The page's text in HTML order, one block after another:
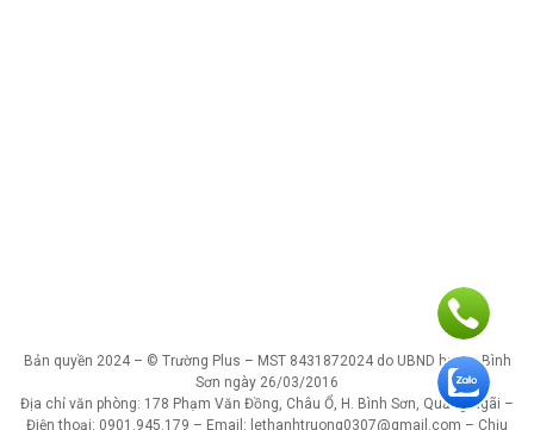
Bản quyền 2024 – © Trường Plus – MST 8431872024 do UBND huyện Bình
Sơn ngày 26/03/2016
Địa chỉ văn phòng: 178 Phạm Văn Đồng, Châu Ổ, H. Bình Sơn, Quảng Ngãi –
Điện thoại: 0901.945.179 – Email: lethanhtruong0307@gmail.com – Chịu